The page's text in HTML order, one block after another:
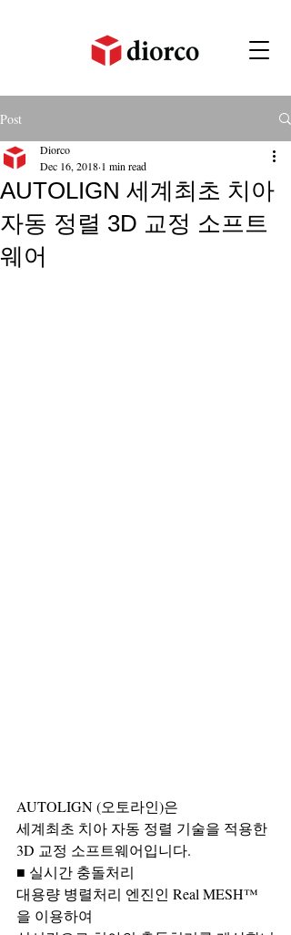
Post
AUTOLIGN 세계최초 치아
자동 정렬 3D 교정 소프트
웨어
Diorco
Dec 16, 2018 1 min read
AUTOLIGN (오토라인)은
세계최초 치아 자동 정렬 기술을 적용한
3D 교정 소프트웨어입니다.
■ 실시간 충돌처리
대용량 병렬처리 엔진인 Real MESH™
을 이용하여